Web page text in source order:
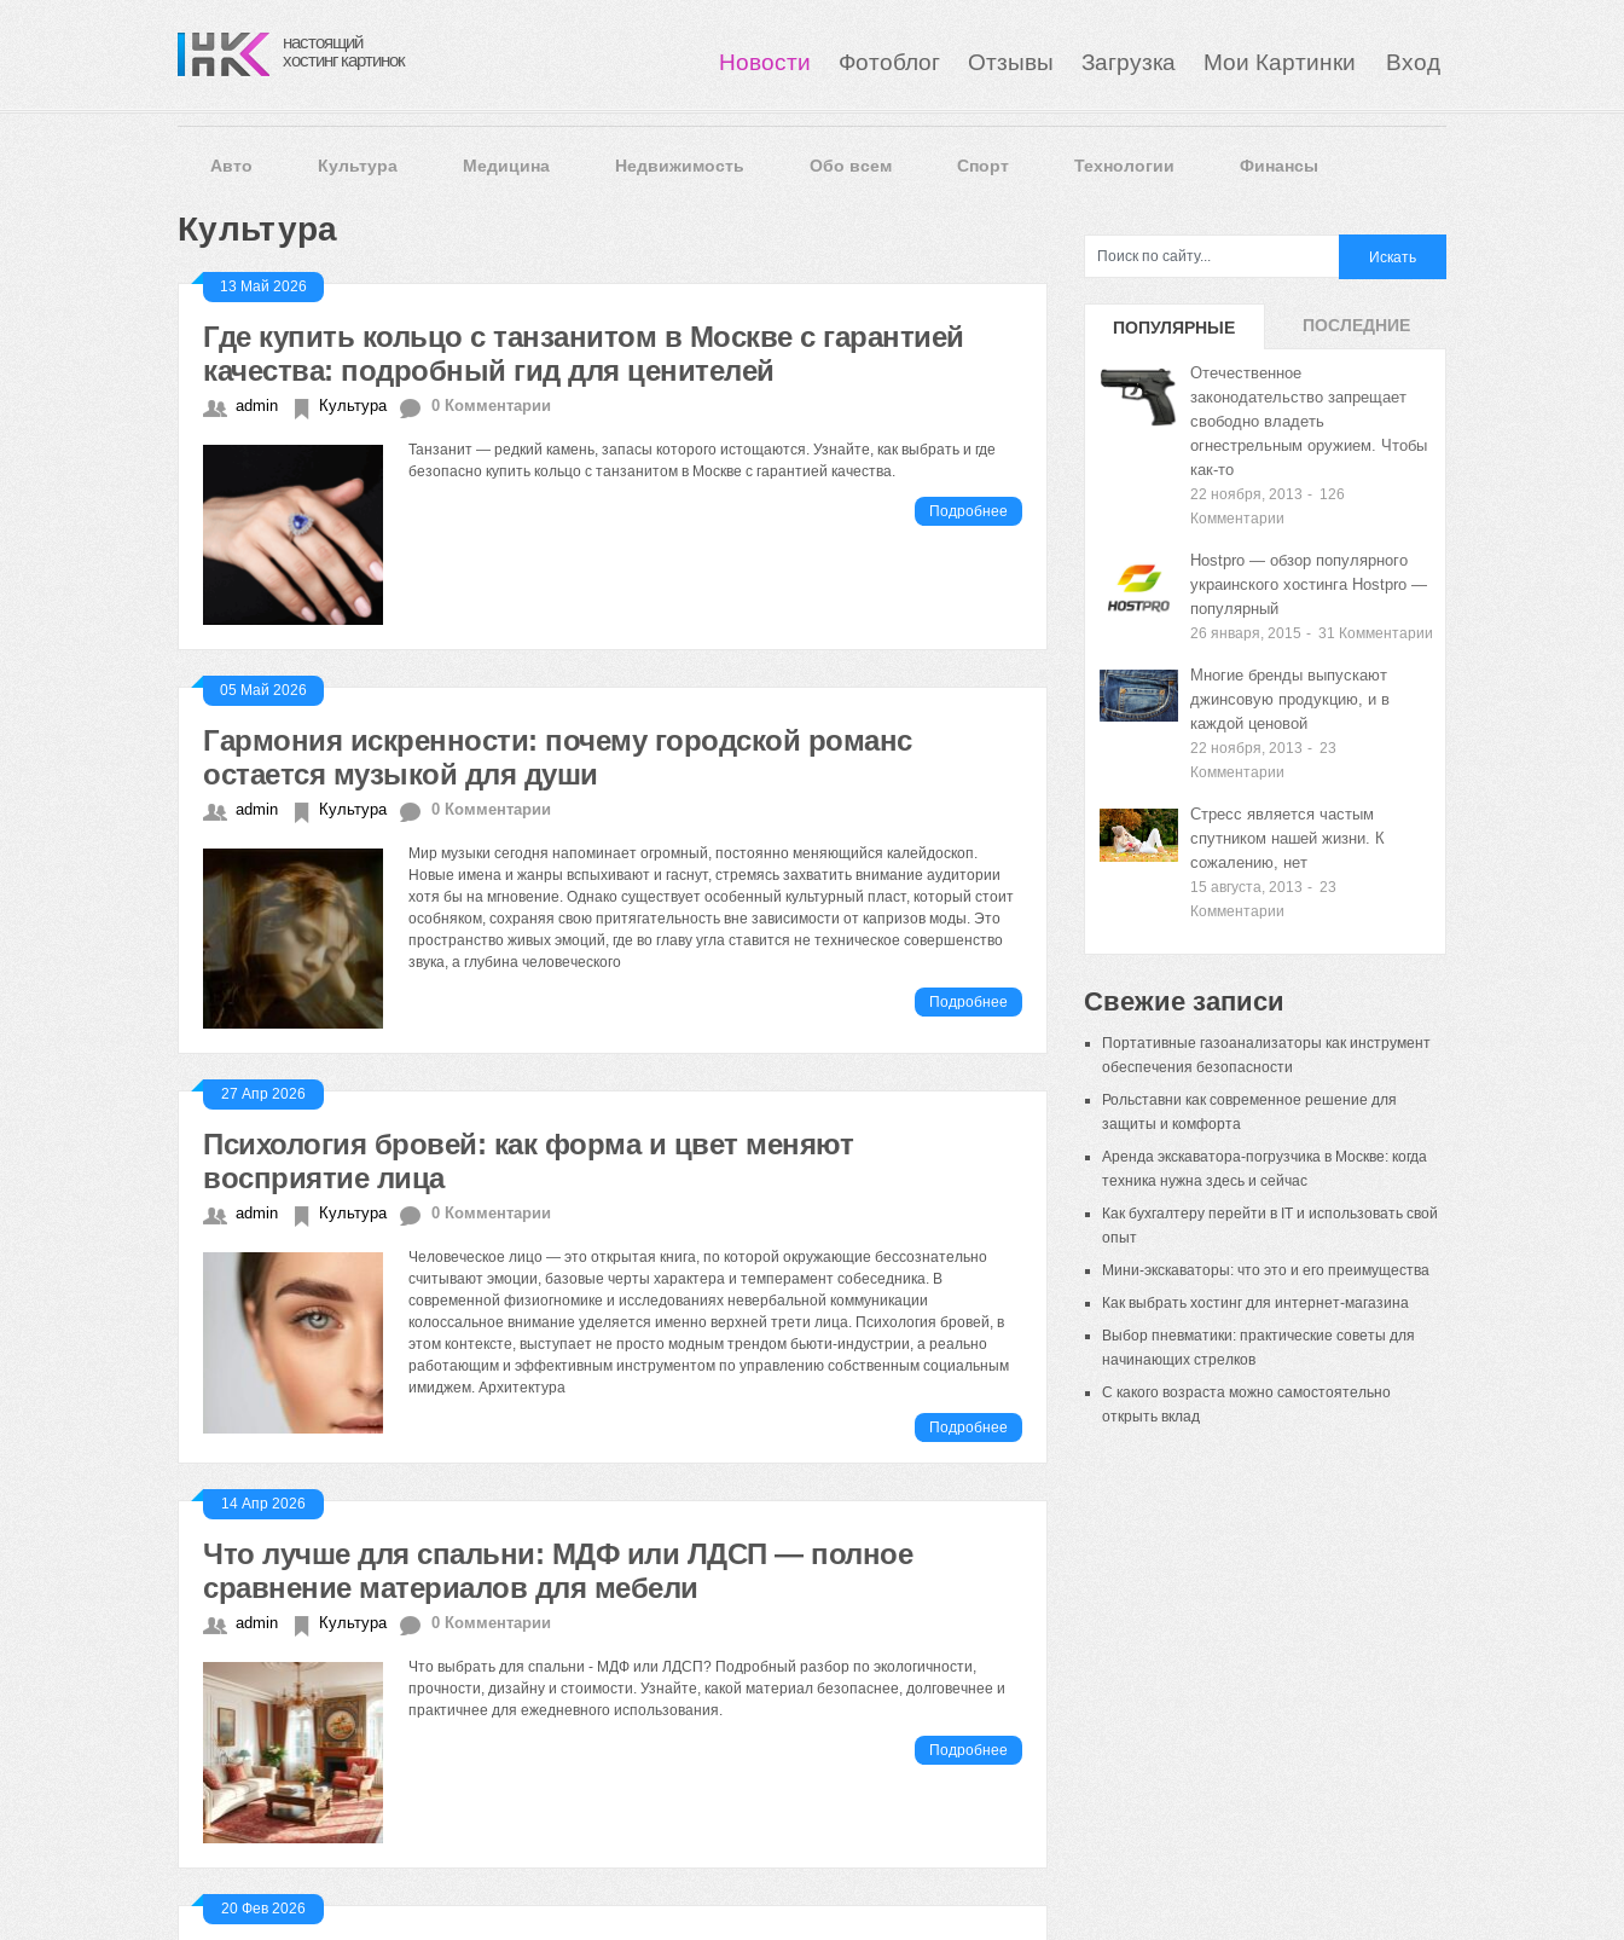
настоящий
хостинг картинок
Новости Фотоблог Отзывы Загрузка Мои Картинки Вход
Авто Культура Медицина Недвижимость Обо всем Спорт Технологии Финансы
Культура
13 Май 2026
Где купить кольцо с танзанитом в Москве с гарантией
качества: подробный гид для ценителей
admin Культура 0 Комментарии
Танзанит — редкий камень, запасы которого истощаются. Узнайте, как выбрать и где
безопасно купить кольцо с танзанитом в Москве с гарантией качества.
Подробнее
05 Май 2026
Гармония искренности: почему городской романс
остается музыкой для души
admin Культура 0 Комментарии
Мир музыки сегодня напоминает огромный, постоянно меняющийся калейдоскоп.
Новые имена и жанры вспыхивают и гаснут, стремясь захватить внимание аудитории
хотя бы на мгновение. Однако существует особенный культурный пласт, который стоит
особняком, сохраняя свою притягательность вне зависимости от капризов моды. Это
пространство живых эмоций, где во главу угла ставится не техническое совершенство
звука, а глубина человеческого
Подробнее
27 Апр 2026
Психология бровей: как форма и цвет меняют
восприятие лица
admin Культура 0 Комментарии
Человеческое лицо — это открытая книга, по которой окружающие бессознательно
считывают эмоции, базовые черты характера и темперамент собеседника. В
современной физиогномике и исследованиях невербальной коммуникации
колоссальное внимание уделяется именно верхней трети лица. Психология бровей, в
этом контексте, выступает не просто модным трендом бьюти-индустрии, а реально
работающим и эффективным инструментом по управлению собственным социальным
имиджем. Архитектура
Подробнее
14 Апр 2026
Что лучше для спальни: МДФ или ЛДСП — полное
сравнение материалов для мебели
admin Культура 0 Комментарии
Что выбрать для спальни - МДФ или ЛДСП? Подробный разбор по экологичности,
прочности, дизайну и стоимости. Узнайте, какой материал безопаснее, долговечнее и
практичнее для ежедневного использования.
Подробнее
20 Фев 2026
ПОПУЛЯРНЫЕ
ЗАПИСИ
ПОСЛЕДНИЕ
Отечественное
законодательство запрещает
свободно владеть
огнестрельным оружием. Чтобы
как-то
22 ноября, 2013 - 126
Комментарии
Hostpro — обзор популярного
украинского хостинга Hostpro —
популярный
26 января, 2015 - 31 Комментарии
Многие бренды выпускают
джинсовую продукцию, и в
каждой ценовой
22 ноября, 2013 - 23
Комментарии
Стресс является частым
спутником нашей жизни. К
сожалению, нет
15 августа, 2013 - 23
Комментарии
Свежие записи
Портативные газоанализаторы как инструмент
обеспечения безопасности
Рольставни как современное решение для
защиты и комфорта
Аренда экскаватора-погрузчика в Москве: когда
техника нужна здесь и сейчас
Как бухгалтеру перейти в IT и использовать свой
опыт
Мини-экскаваторы: что это и его преимущества
Как выбрать хостинг для интернет-магазина
Выбор пневматики: практические советы для
начинающих стрелков
С какого возраста можно самостоятельно
открыть вклад